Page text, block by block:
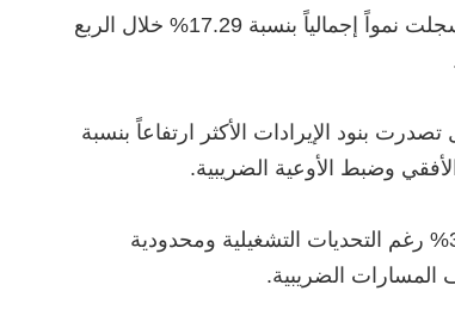
‏قال المكتب الإعلامي لمصلحة الضرائب، إن الإيرادات سجلت نمواً إجمالياً بنسبة 17.29% خلال الربع
بنود الإيرادات الأكثر ارتفاعاً بنسبة
‏وبين المكتب أن ضريبة الدمغة سجلت ارتفاعًا بنسبة 3.5% رغم التحديات التشغيلية ومحدودية
المسارات الضريبية.